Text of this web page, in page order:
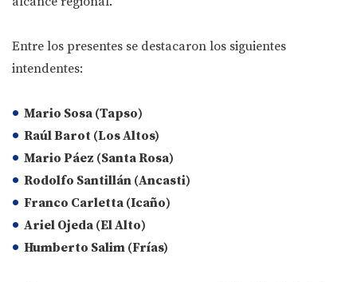
Entre los presentes se destacaron los siguientes
intendentes:
Mario Sosa (Tapso)
Raúl Barot (Los Altos)
Mario Páez (Santa Rosa)
Rodolfo Santillán (Ancasti)
Franco Carletta (Icaño)
Ariel Ojeda (El Alto)
Humberto Salim (Frías)